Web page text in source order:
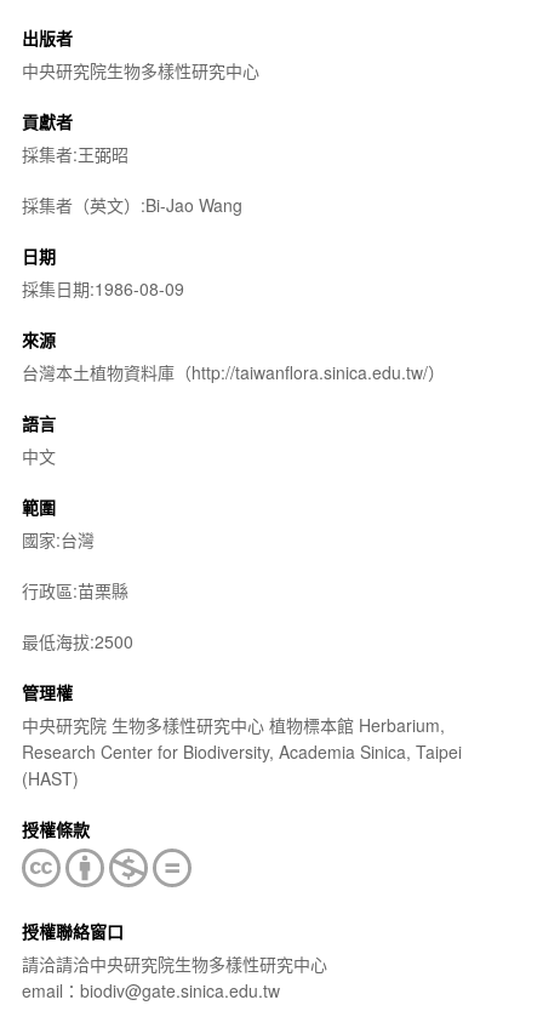
出版者
中央研究院生物多樣性研究中心
貢獻者
採集者:王弼昭
採集者（英文）:Bi-Jao Wang
日期
採集日期:1986-08-09
來源
台灣本土植物資料庫（http://taiwanflora.sinica.edu.tw/）
語言
中文
範圍
國家:台灣
行政區:苗栗縣
最低海拔:2500
管理權
中央研究院 生物多樣性研究中心 植物標本館 Herbarium,
Research Center for Biodiversity, Academia Sinica, Taipei
(HAST)
授權條款
授權聯絡窗口
請洽請洽中央研究院生物多樣性研究中心
email：biodiv@gate.sinica.edu.tw